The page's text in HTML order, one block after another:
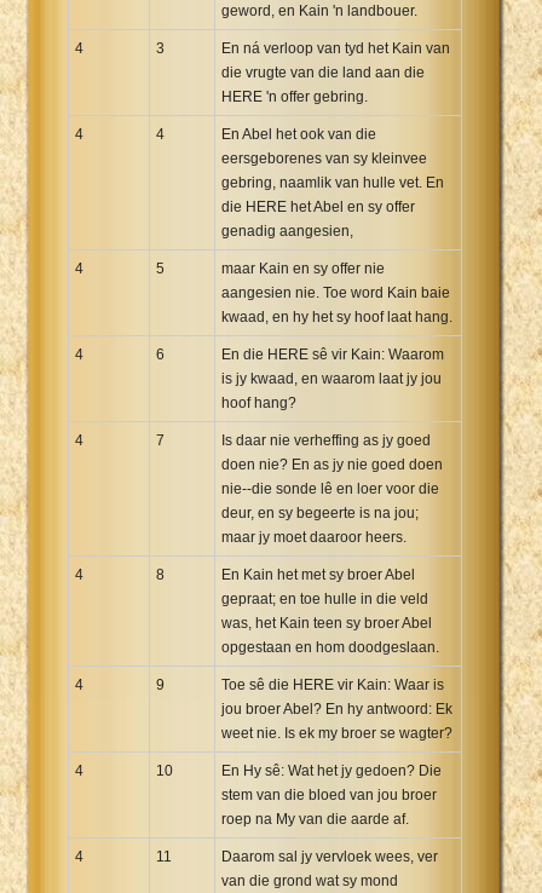
geword, en Kain 'n landbouer.
4 3
En ná verloop van tyd het Kain van
die vrugte van die land aan die
HERE 'n offer gebring.
4 4
En Abel het ook van die
eersgeborenes van sy kleinvee
gebring, naamlik van hulle vet. En
die HERE het Abel en sy offer
genadig aangesien,
4 5
maar Kain en sy offer nie
aangesien nie. Toe word Kain baie
kwaad, en hy het sy hoof laat hang.
4 6
En die HERE sê vir Kain: Waarom
is jy kwaad, en waarom laat jy jou
hoof hang?
4 7
Is daar nie verheffing as jy goed
doen nie? En as jy nie goed doen
nie--die sonde lê en loer voor die
deur, en sy begeerte is na jou;
maar jy moet daaroor heers.
4 8
En Kain het met sy broer Abel
gepraat; en toe hulle in die veld
was, het Kain teen sy broer Abel
opgestaan en hom doodgeslaan.
4 9
Toe sê die HERE vir Kain: Waar is
jou broer Abel? En hy antwoord: Ek
weet nie. Is ek my broer se wagter?
4 10
En Hy sê: Wat het jy gedoen? Die
stem van die bloed van jou broer
roep na My van die aarde af.
4 11
Daarom sal jy vervloek wees, ver
van die grond wat sy mond